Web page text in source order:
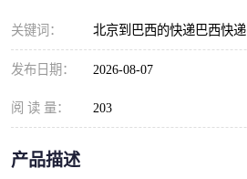
关键词： 北京到巴西的快递巴西快递
发布日期： 2026-08-07
阅 读 量： 203
产品描述